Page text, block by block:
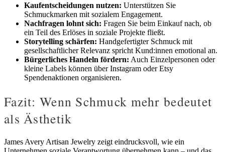
Kaufentscheidungen nutzen: Unterstützen Sie
Schmuckmarken mit sozialem Engagement.
Nachfragen lohnt sich: Fragen Sie beim Einkauf nach, ob
ein Teil des Erlöses in soziale Projekte fließt.
Storytelling schärfen: Handgefertigter Schmuck mit
gesellschaftlicher Relevanz spricht Kund:innen emotional an.
Bürgerliches Handeln fördern: Auch Einzelpersonen oder
kleine Labels können über Instagram oder Etsy
Spendenaktionen organisieren.
Fazit: Wenn Schmuck mehr bedeutet
als Ästhetik
James Avery Artisan Jewelry zeigt eindrucksvoll, wie ein